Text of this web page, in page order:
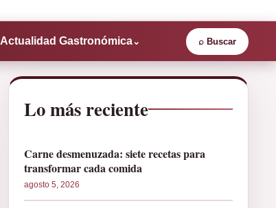
Actualidad Gastronómica⌄ ⌕ Buscar
Lo más reciente
Carne desmenuzada: siete recetas para
transformar cada comida
agosto 5, 2026